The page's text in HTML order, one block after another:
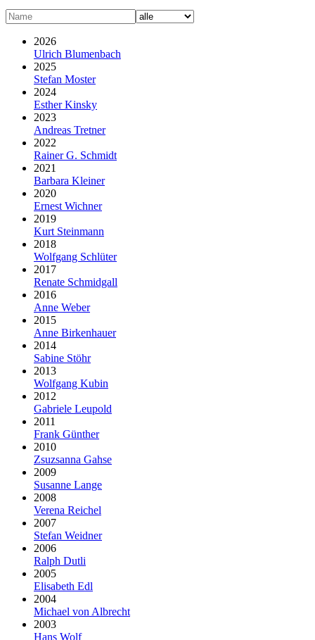
2026
Ulrich Blumenbach
2025
Stefan Moster
2024
Esther Kinsky
2023
Andreas Tretner
2022
Rainer G. Schmidt
2021
Barbara Kleiner
2020
Ernest Wichner
2019
Kurt Steinmann
2018
Wolfgang Schlüter
2017
Renate Schmidgall
2016
Anne Weber
2015
Anne Birkenhauer
2014
Sabine Stöhr
2013
Wolfgang Kubin
2012
Gabriele Leupold
2011
Frank Günther
2010
Zsuzsanna Gahse
2009
Susanne Lange
2008
Verena Reichel
2007
Stefan Weidner
2006
Ralph Dutli
2005
Elisabeth Edl
2004
Michael von Albrecht
2003
Hans Wolf